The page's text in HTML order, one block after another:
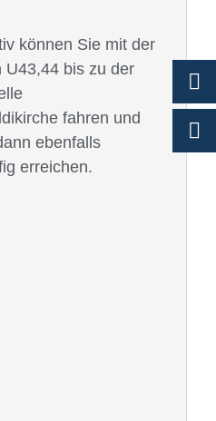
können Sie mit der
U43,44 bis zu der
fahren und
ebenfalls
erreichen.